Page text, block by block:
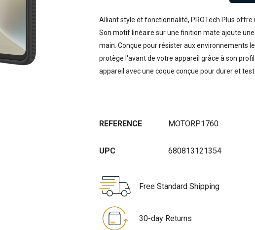
Alliant style et fonctionnalité, PROTech Plus
Son motif linéaire sur une finition mate ajoute
main. Conçue pour résister aux environnements
protège l'avant de votre appareil grâce à son
appareil avec une coque conçue pour durer et
REFERENCE MOTORP1760
UPC 680813121354
Free Standard Shipping
30-day Returns